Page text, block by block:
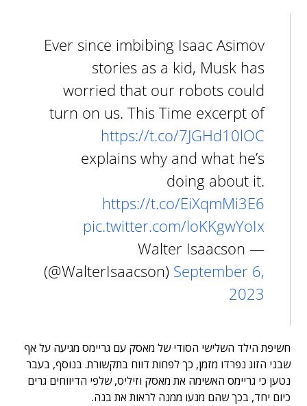
Ever since imbibing Isaac Asimov
stories as a kid, Musk has
worried that our robots could
turn on us. This Time excerpt of
https://t.co/7JGHd10lOC
explains why and what he’s
doing about it.
https://t.co/EiXqmMi3E6
pic.twitter.com/loKKgwYoIx
— Walter Isaacson
(@WalterIsaacson) September 6,
2023
חשיפת הילד השלישי הסודי של מאסק עם גריימס מגיעה על אף
שבני הזוג נפרדו מזמן, כך לפחות דווח בתקשורת. בנוסף, בעבר
נטען כי גריימס האשימה את מאסק וזיליס, שלפי הדיווחים גרים
כיום יחד, בכך שהם מנעו ממנה לראות את בנה.